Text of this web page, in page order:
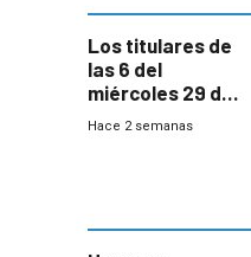
Los titulares de
las 6 del
miércoles 29 de
julio de 2026
Hace 2 semanas